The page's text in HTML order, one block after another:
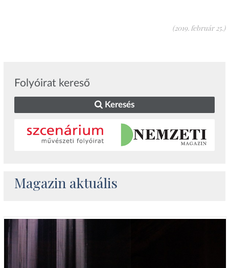
(2019. február 25.)
Folyóirat kereső
Keresés
Magazin aktuális